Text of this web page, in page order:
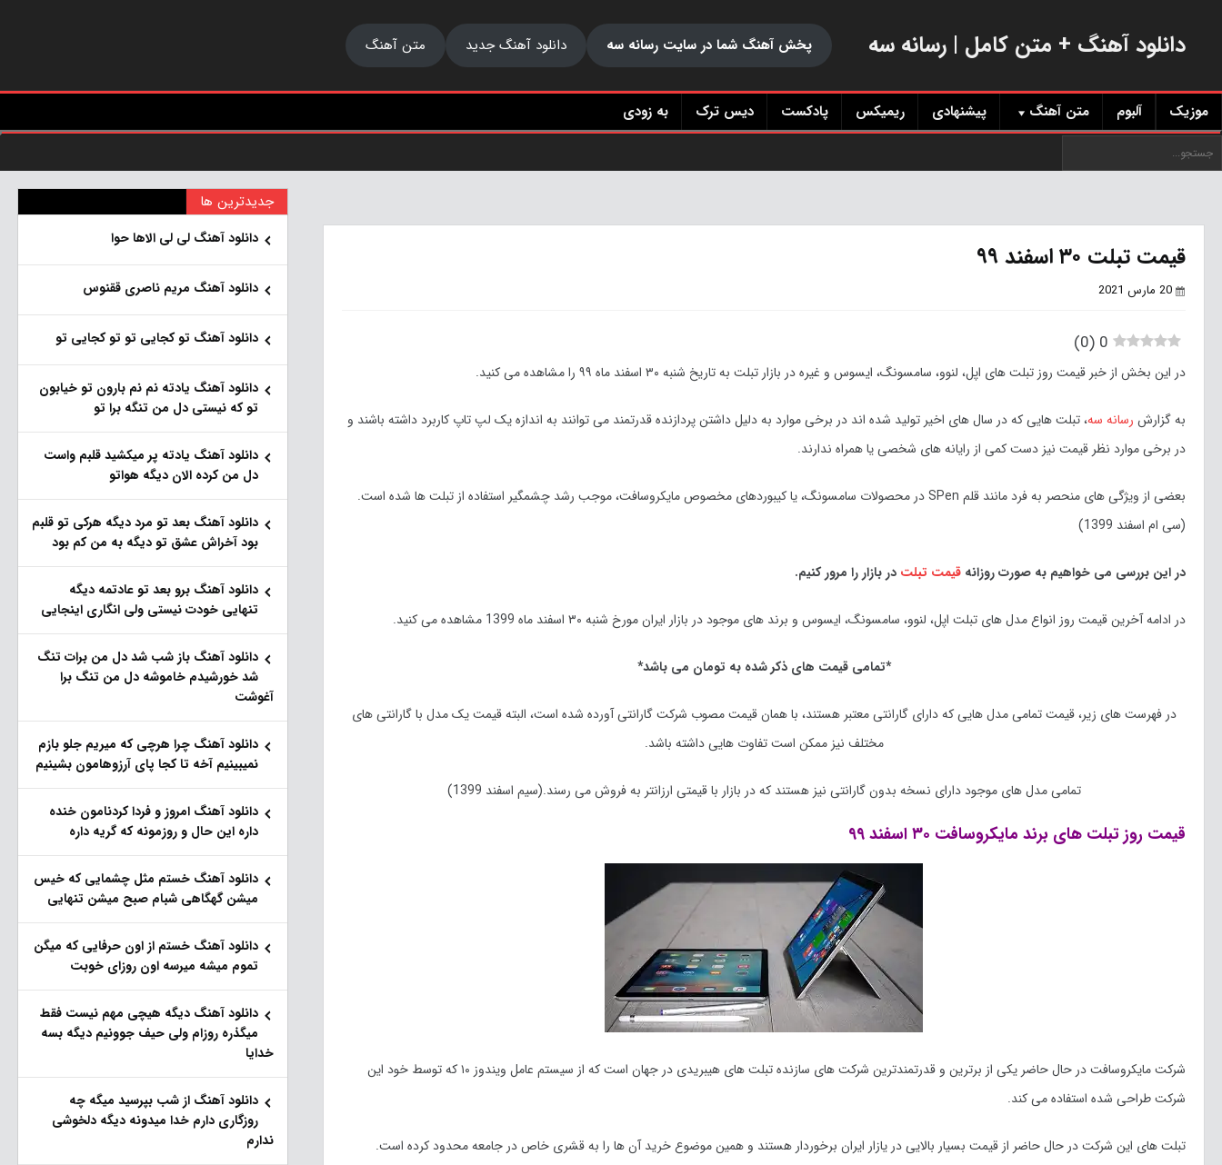
دانلود آهنگ + متن کامل | رسانه سه پخش آهنگ شما در سایت رسانه سه دانلود آهنگ جدید متن آهنگ
موزیک آلبوم متن آهنگ پیشنهادی ریمیکس پادکست دیس ترک به زودی
قیمت تبلت ۳۰ اسفند ۹۹
20 مارس 2021
0
(
0
)
در این بخش از خبر قیمت روز تبلت های اپل، لنوو، سامسونگ، ایسوس و غیره در بازار تبلت به تاریخ شنبه ۳۰ اسفند ماه ۹۹ را مشاهده می کنید.
به گزارش رسانه سه، تبلت هایی که در سال های اخیر تولید شده اند در برخی موارد به دلیل داشتن پردازنده قدرتمند می توانند به اندازه یک لپ تاپ کاربرد داشته باشند و
در برخی موارد نظر قیمت نیز دست کمی از رایانه های شخصی یا همراه ندارند.
بعضی از ویژگی های منحصر به فرد مانند قلم SPen در محصولات سامسونگ، یا کیبوردهای مخصوص مایکروسافت، موجب رشد چشمگیر استفاده از تبلت ها شده است.
(سی ام اسفند 1399)
در این بررسی می خواهیم به صورت روزانه قیمت تبلت در بازار را مرور کنیم.
در ادامه آخرین قیمت روز انواع مدل های تبلت اپل، لنوو، سامسونگ، ایسوس و برند های موجود در بازار ایران مورخ شنبه ۳۰ اسفند ماه 1399 مشاهده می کنید.
*تمامی قیمت های ذکر شده به تومان می باشد*
در فهرست های زیر، قیمت تمامی مدل هایی که دارای گارانتی معتبر هستند، با همان قیمت مصوب شرکت گارانتی آورده شده است، البته قیمت یک مدل با گارانتی های
مختلف نیز ممکن است تفاوت هایی داشته باشد.
تمامی مدل های موجود دارای نسخه بدون گارانتی نیز هستند که در بازار با قیمتی ارزانتر به فروش می رسند.(سیم اسفند 1399)
قیمت روز تبلت های برند مایکروسافت ۳۰ اسفند ۹۹
شرکت مایکروسافت در حال حاضر یکی از برترین و قدرتمندترین شرکت های سازنده تبلت های هیبریدی در جهان است که از سیستم عامل ویندوز ۱۰ که توسط خود این
شرکت طراحی شده استفاده می کند.
تبلت های این شرکت در حال حاضر از قیمت بسیار بالایی در یازار ایران برخوردار هستند و همین موضوع خرید آن ها را به قشری خاص در جامعه محدود کرده است.
جدیدترین ها
دانلود آهنگ لی لی الاها حوا
دانلود آهنگ مریم ناصری ققنوس
دانلود آهنگ تو کجایی تو تو کجایی تو
دانلود آهنگ یادته نم نم بارون تو خیابون
تو که نیستی دل من تنگه برا تو
دانلود آهنگ یادته پر میکشید قلبم واست
دل من کرده الان دیگه هواتو
دانلود آهنگ بعد تو مرد دیگه هرکی تو قلبم
بود آخراش عشق تو دیگه به من کم بود
دانلود آهنگ برو بعد تو عادتمه دیگه
تنهایی خودت نیستی ولی انگاری اینجایی
دانلود آهنگ باز شب شد دل من برات تنگ
شد خورشیدم خاموشه دل من تنگ برا
آغوشت
دانلود آهنگ چرا هرچی که میریم جلو بازم
نمیبینیم آخه تا کجا پای آرزوهامون بشینیم
دانلود آهنگ امروز و فردا کردنامون خنده
داره این حال و روزمونه که گریه داره
دانلود آهنگ خستم مثل چشمایی که خیس
میشن گهگاهی شبام صبح میشن تنهایی
دانلود آهنگ خستم از اون حرفایی که میگن
تموم میشه میرسه اون روزای خوبت
دانلود آهنگ دیگه هیچی مهم نیست فقط
میگذره روزام ولی حیف جوونیم دیگه بسه
خدایا
دانلود آهنگ از شب بپرسید میگه چه
روزگاری دارم خدا میدونه دیگه دلخوشی
ندارم